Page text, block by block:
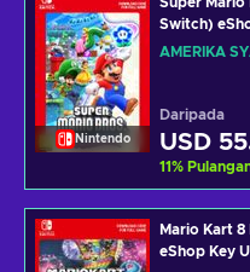
Nintendo
Switch)
AMERIKA
Daripada
USD
11%
Mario Kart
eShop Key